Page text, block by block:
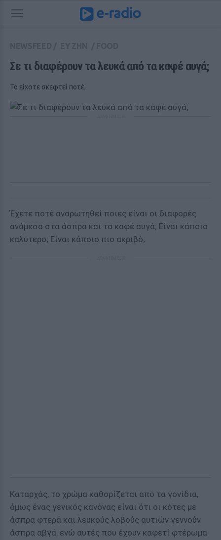
Σε τι διαφέρουν τα λευκά από τα καφέ αυγά;
Το είχατε σκεφτεί ποτέ;
Έχετε ποτέ αναρωτηθεί ποιες είναι οι διαφορές
ανάμεσα στα άσπρα και τα καφέ αυγά; Είναι κάποιο
καλύτερο; Είναι κάποιο πιο ακριβό;
Καταρχάς, το χρώμα καθορίζεται από τα γονίδια,
όμως ένας γενικός κανόνας είναι ότι οι κότες με
άσπρα φτερά και λευκούς λοβούς αυτιών γεννούν
άσπρα αβγά, ενώ αυτές που έχουν καφετί φτέρωμα